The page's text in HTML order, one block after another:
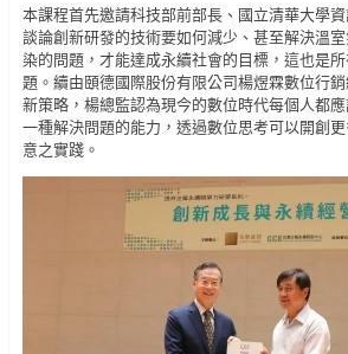
本課程首先邀請科技部前部長、國立清華大學
談論創新研發的技術要如何減少、甚至解決溫
染的問題，才能達成永續社會的目標，這也是
題。續由頤德國際股份有限公司楊煜霖數位行
新策略，楊總監認為現今的數位時代每個人都
一種解決問題的能力，透過數位思考可以開創
意之實踐。